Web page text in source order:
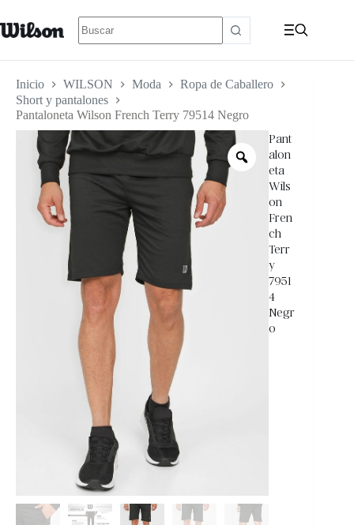
Inicio WILSON Moda
Ropa de Caballero
Short y pantalones
Pantaloneta Wilson French Terry 79514 Negro
Pant
alon
eta
Wils
on
Fren
ch
Terr
y
7951
4
Negr
o